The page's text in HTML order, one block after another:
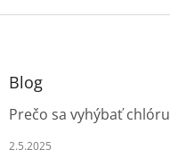
Z
Blog
Prečo sa vyhýbať
2.5.2025